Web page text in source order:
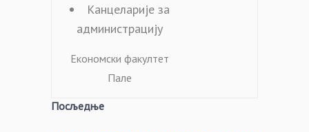
Канцеларије за
администрацију
Економски факултет
Пале
Посљедње